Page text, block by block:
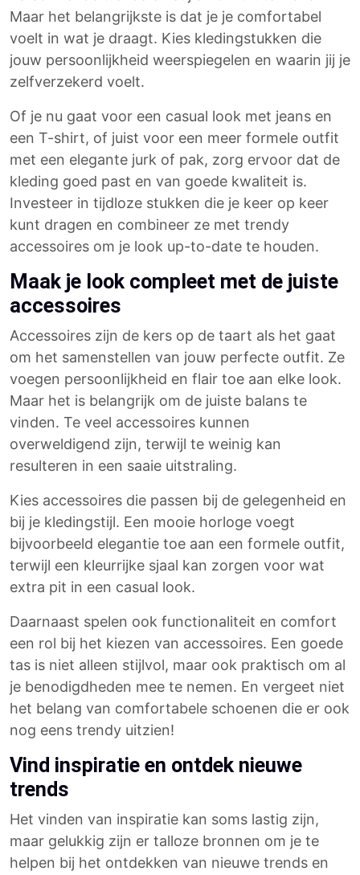
Maar het belangrijkste is dat je je comfortabel
voelt in wat je draagt. Kies kledingstukken die
jouw persoonlijkheid weerspiegelen en waarin jij je
zelfverzekerd voelt.
Of je nu gaat voor een casual look met jeans en
een T-shirt, of juist voor een meer formele outfit
met een elegante jurk of pak, zorg ervoor dat de
kleding goed past en van goede kwaliteit is.
Investeer in tijdloze stukken die je keer op keer
kunt dragen en combineer ze met trendy
accessoires om je look up-to-date te houden.
Maak je look compleet met de juiste
accessoires
Accessoires zijn de kers op de taart als het gaat
om het samenstellen van jouw perfecte outfit. Ze
voegen persoonlijkheid en flair toe aan elke look.
Maar het is belangrijk om de juiste balans te
vinden. Te veel accessoires kunnen
overweldigend zijn, terwijl te weinig kan
resulteren in een saaie uitstraling.
Kies accessoires die passen bij de gelegenheid en
bij je kledingstijl. Een mooie horloge voegt
bijvoorbeeld elegantie toe aan een formele outfit,
terwijl een kleurrijke sjaal kan zorgen voor wat
extra pit in een casual look.
Daarnaast spelen ook functionaliteit en comfort
een rol bij het kiezen van accessoires. Een goede
tas is niet alleen stijlvol, maar ook praktisch om al
je benodigdheden mee te nemen. En vergeet niet
het belang van comfortabele schoenen die er ook
nog eens trendy uitzien!
Vind inspiratie en ontdek nieuwe
trends
Het vinden van inspiratie kan soms lastig zijn,
maar gelukkig zijn er talloze bronnen om je te
helpen bij het ontdekken van nieuwe trends en